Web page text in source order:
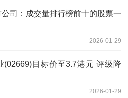
司：成交量排行榜前十的股票一
2026-01-29
(02669)目标价至3.7港元 评级降
2026-01-29